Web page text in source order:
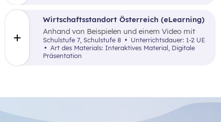
geeigneten Unternehmensstandort in
Wirtschaftsstandort Österreich (eLearning)
Anhand von Beispielen und einem Video mit
anschließenden Multiple Choice Fragen werden
Standortfaktoren allgemein und speziell für
Österreichs erarbeitet.
Schulstufe 7, Schulstufe 8
Unterrichtsdauer: 1-2 UE
Präsentation